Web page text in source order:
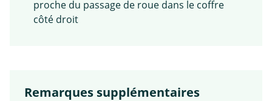
proche du passage de roue dans le coffre
côté droit
Remarques supplémentaires